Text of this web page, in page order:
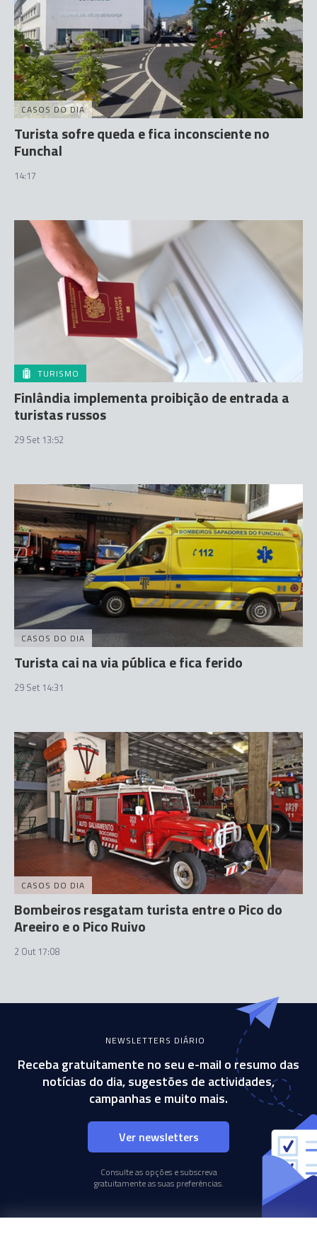
CASOS DO DIA
Turista sofre queda e fica inconsciente no
Funchal
14:17
TURISMO
Finlândia implementa proibição de entrada a
turistas russos
29 Set 13:52
CASOS DO DIA
Turista cai na via pública e fica ferido
29 Set 14:31
CASOS DO DIA
Bombeiros resgatam turista entre o Pico do
Areeiro e o Pico Ruivo
2 Out 17:08
NEWSLETTERS DIÁRIO
Receba gratuitamente no seu e-mail o resumo das
notícias do dia, sugestões de actividades,
campanhas e muito mais.
Ver newsletters
Consulte as opções e subscreva
gratuitamente as suas preferências.